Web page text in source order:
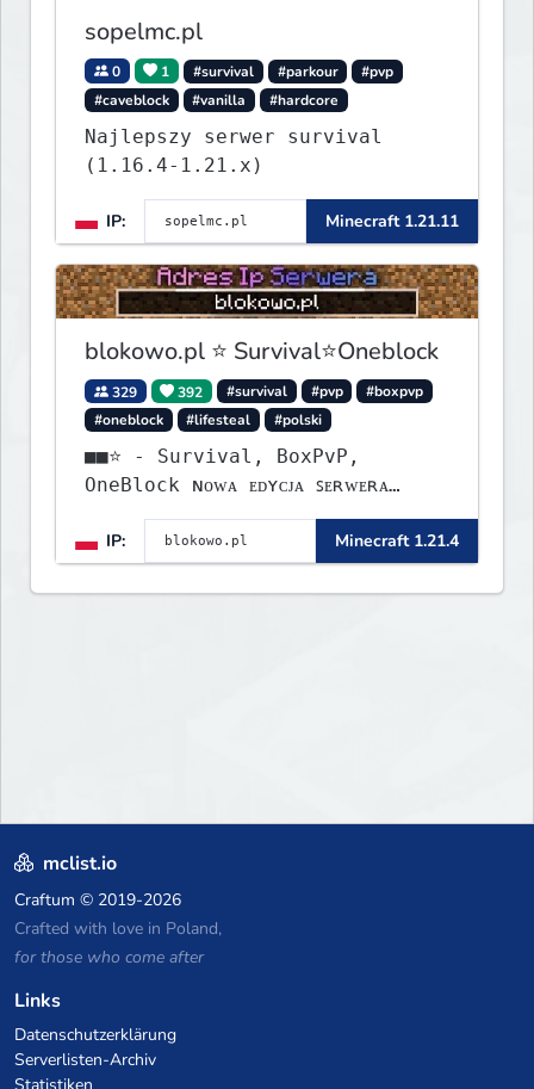
sopelmc.pl
0 1 #survival #parkour
#pvp
#caveblock
#vanilla #hardcore
Najlepszy serwer survival
(1.16.4-1.21.x)
IP: Minecraft 1.21.11
blokowo.pl ⭐ Survival⭐Oneblock
329 392 #survival #pvp
#boxpvp
#oneblock
#lifesteal #polski
■■⭐ - Survival, BoxPvP,
OneBlock ɴᴏᴡᴀ ᴇᴅʏᴄᴊᴀ ꜱᴇʀᴡᴇʀᴀ
ᴡʏꜱᴛᴀʀᴛᴏᴡᴀʟᴀ!
IP:
Minecraft 1.21.4
mclist.io
Craftum © 2019-2026
Crafted with love in Poland,
for those who come after
Links
Datenschutzerklärung
Serverlisten-Archiv